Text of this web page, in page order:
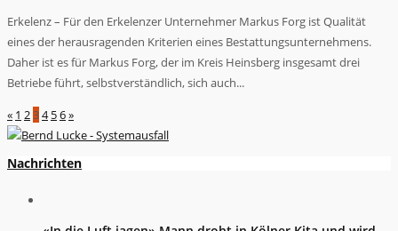
Erkelenz – Für den Erkelenzer Unternehmer Markus Forg ist Qualität
eines der herausragenden Kriterien eines Bestattungsunternehmens.
Daher ist es für Markus Forg, der im Kreis Heinsberg insgesamt drei
Betriebe führt, selbstverständlich, sich auch...
« 1 234 56»
Nachrichten